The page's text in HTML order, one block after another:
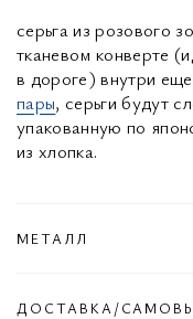
серьга из розового
тканевом конверте
в дороге) внутри
пары, серьги будут
упакованную по
из хлопка.
МЕТАЛЛ
ДОСТАВКА/